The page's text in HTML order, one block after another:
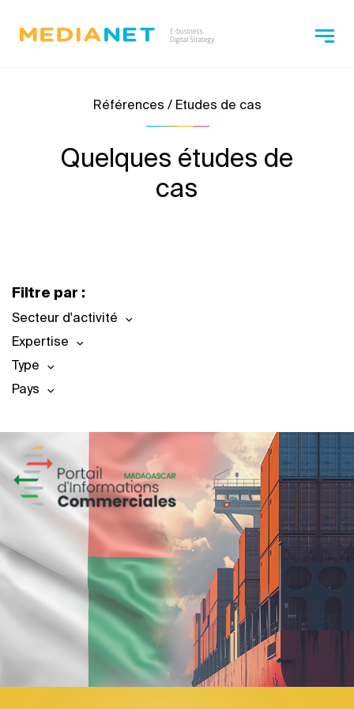
Références / Etudes de cas
Quelques études de
cas
Filtre par :
Secteur d'activité
Expertise
Type
Pays